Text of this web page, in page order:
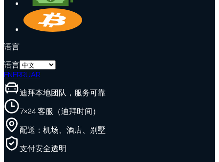
语言
语言
ENFRRUAR
迪拜本地团队，服务可靠
7×24 客服（迪拜时间）
配送：机场、酒店、别墅
支付安全透明